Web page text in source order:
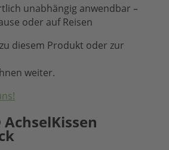
unabhängig anwendbar –
oder auf Reisen
diesem Produkt oder zur
weiter.